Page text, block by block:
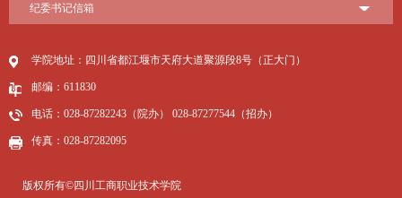
纪委书记信箱
学院地址：四川省都江堰市天府大道聚源段8号（正大门）
邮编：611830
电话：028-87282243（院办） 028-87277544（招办）
传真：028-87282095
版权所有©四川工商职业技术学院